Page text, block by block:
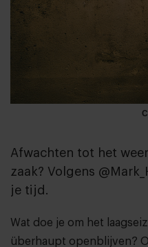
Afwachten tot het
zaak? Volgens
je tijd.
Wat doe je om het
überhaupt openblijven?